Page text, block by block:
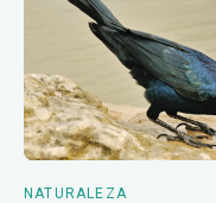
NATURALEZA